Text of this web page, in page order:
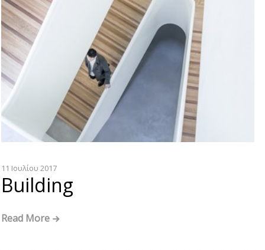
11 Ιουλίου 2017
Building
Read More